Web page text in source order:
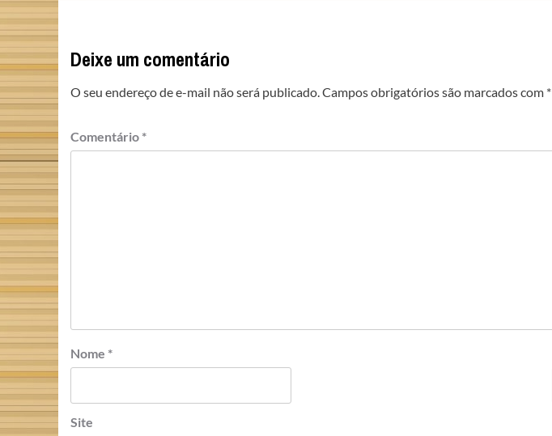
Deixe um comentário
O seu endereço de e-mail não será publicado.Campos obrigatórios são marcados com *
Comentário *
Nome *
Site